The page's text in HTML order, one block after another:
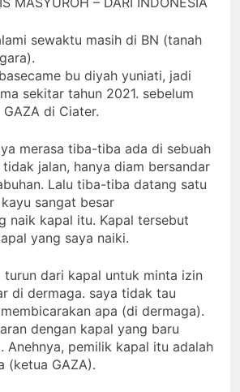
sewaktu masih di BN (tanah
bu diyah yuniati, jadi
sekitar tahun 2021. sebelum
di Ciater.
merasa tiba-tiba ada di sebuah
jalan, hanya diam bersandar
Lalu tiba-tiba datang satu
sangat besar
naik kapal itu. Kapal tersebut
yang saya naiki.
turun dari kapal untuk minta izin
di dermaga. saya tidak tau
apa (di dermaga).
dengan kapal yang baru
Anehnya, pemilik kapal itu adalah
(ketua GAZA).